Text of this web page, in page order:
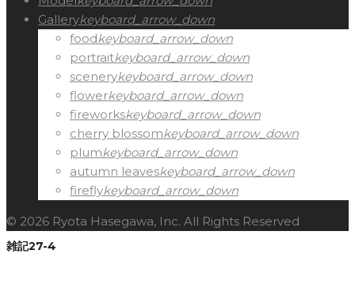
Gallerykeyboard_arrow_down
foodkeyboard_arrow_down
portraitkeyboard_arrow_down
scenerykeyboard_arrow_down
flowerkeyboard_arrow_down
fireworkskeyboard_arrow_down
cherry blossomkeyboard_arrow_down
plumkeyboard_arrow_down
autumn leaveskeyboard_arrow_down
fireflykeyboard_arrow_down
© 2026 Ryota Hasegawa, Inc. All Rights Reserved
雑記27-4